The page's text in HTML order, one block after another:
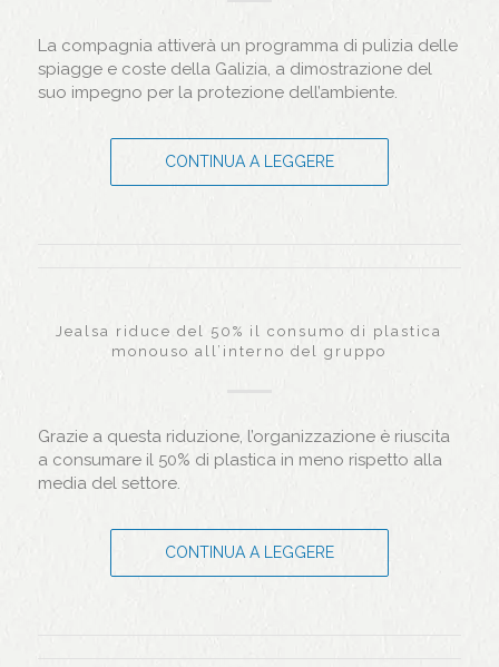
La compagnia attiverà un programma di pulizia delle
spiagge e coste della Galizia, a dimostrazione del
suo impegno per la protezione dell’ambiente.
CONTINUA A LEGGERE
Jealsa riduce del 50% il consumo di plastica
monouso all’interno del gruppo
Grazie a questa riduzione, l’organizzazione è riuscita
a consumare il 50% di plastica in meno rispetto alla
media del settore.
CONTINUA A LEGGERE